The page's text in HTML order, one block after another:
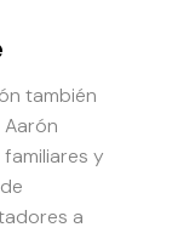
también
y
a